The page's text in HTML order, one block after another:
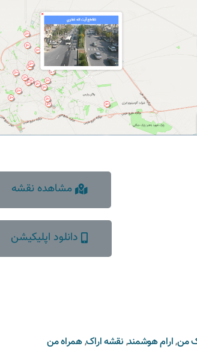
مشاهده نقشه
دانلود اپلیکیشن
من,ارام هوشمند, نقشه اراک,همراه من